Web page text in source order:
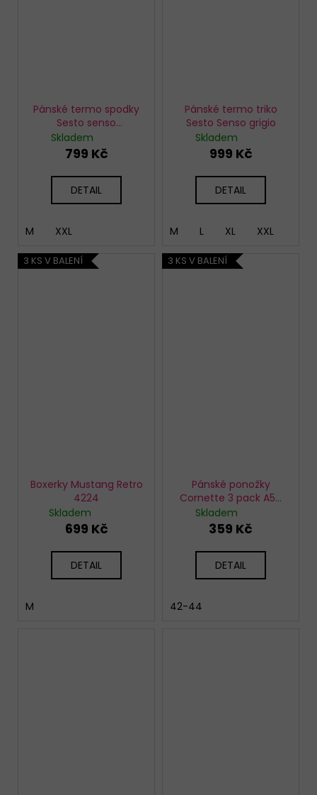
Pánské termo spodky
Sesto senso
Thermo Active Grigio
Skladem
799 Kč
DETAIL
M XXL
Pánské termo triko
Sesto Senso grigio
Skladem
999 Kč
DETAIL
M L XL XXL
3 KS V BALENÍ
Boxerky Mustang Retro
4224
Skladem
699 Kč
DETAIL
M
3 KS V BALENÍ
Pánské ponožky
Cornette 3 pack A58
želvy
Skladem
359 Kč
DETAIL
42-44